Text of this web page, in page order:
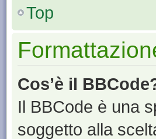
Top
Cos’è il
Il BBCode è una
soggetto alla